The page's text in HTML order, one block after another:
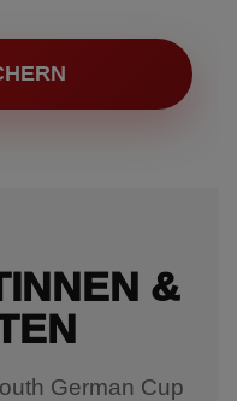
&
German Cup